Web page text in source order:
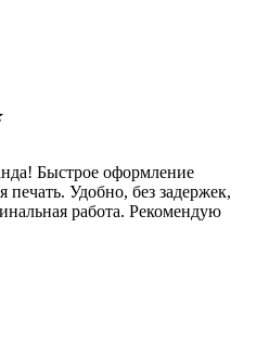
Быстрое оформление
печать. Удобно, без задержек,
работа. Рекомендую